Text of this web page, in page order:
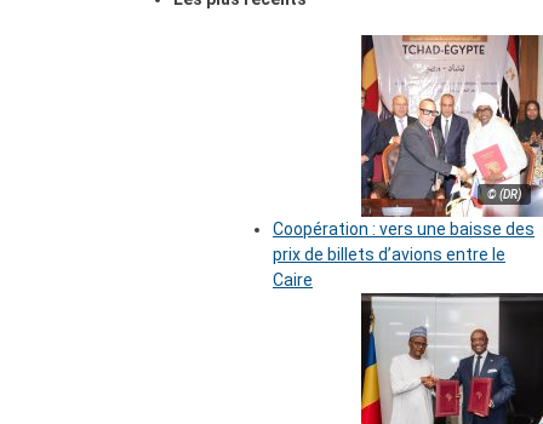
© (DR)
Coopération : vers une baisse des
prix de billets d’avions entre le
Caire